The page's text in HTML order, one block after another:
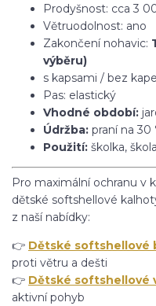
Prodyšnost: cca 3
Větruodolnost: ano
Zakončení nohavic:
výběru)
s kapsami / bez
Pas: elastický
Vhodné období:
Údržba: praní na 30
Použití: školka,
Pro maximální ochranu v
dětské softshellové
z naší nabídky:
👉 Dětské softshellové
proti větru a dešti
👉 Dětské softshellové
aktivní pohyb